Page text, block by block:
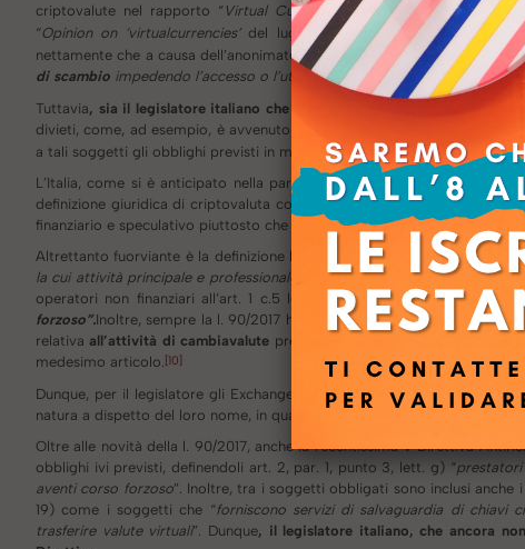
criptovalute nel rapporto “Virtual Currency Schemes – a further
“Opinion on ‘virtualcurrencies’del luglio 2014. [7]
Nel 2015 anche la
nettamente che a causa dell’anonimato che vige nel sistema delle
di scambio impedendo l’accesso o l’utilizzo di eventuali fondi custoditi
Tuttavia, sia il legislatore italiano che quello europeo sono intervenuti
divieti, come, ad esempio, è avvenuto recentemente in Cina e in Corea
a tali soggetti gli obblighi previsti in materia di Antiriciclaggio.
L’Italia, come si è anticipato nella parte 2, con la l. 90/2017 ha
definizione giuridica di criptovaluta contenuta nel novellato art. 1,
finanziario e speculativo piuttosto che di valuta.
Altrettanto fuorviante è la definizione legislativa dei c.d.
la cui attività principale e professionale consiste nella fornitura di servizi
operatori non finanziari all’art. 1 c.5 lett. i) “limitatamente allo
forzoso”.Inoltre, sempre la l. 90/2017 ha introdotto il nuovo comma 8-
relativaall’attività di cambiavalute prevedendo anche l’introduzione di
medesimo articolo. [10]
Dunque, per il legislatore gli Exchange sono deiveri e propri
natura a dispetto del loro nome, in quanto si occupano essenzialmente di
Oltre alle novità della l. 90/2017, anche la recentissima V Direttiva
obblighi ivi previsti, definendoli art. 2, par. 1, punto 3, lett. g) “prestatori
aventi corso forzoso”. Inoltre, tra i soggetti obbligati sono inclusi anche i
19) come i soggetti che “forniscono servizi di salvaguardia di chiavi
trasferire valute virtuali”. Dunque, il legislatore italiano, che ancora